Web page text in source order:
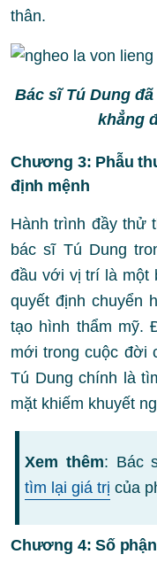
thân.
Bác sĩ Tú Dung
khẳng
Chương 3: Phẫu
định mệnh
Hành trình đầy thử
bác sĩ Tú Dung
đầu với vị trí là một
quyết định chuyển
tạo hình thẩm mỹ.
mới trong cuộc đời
Tú Dung chính là
mặt khiếm khuyết
Xem thêm: Bác
tìm lại giá trị của
Chương 4: Số